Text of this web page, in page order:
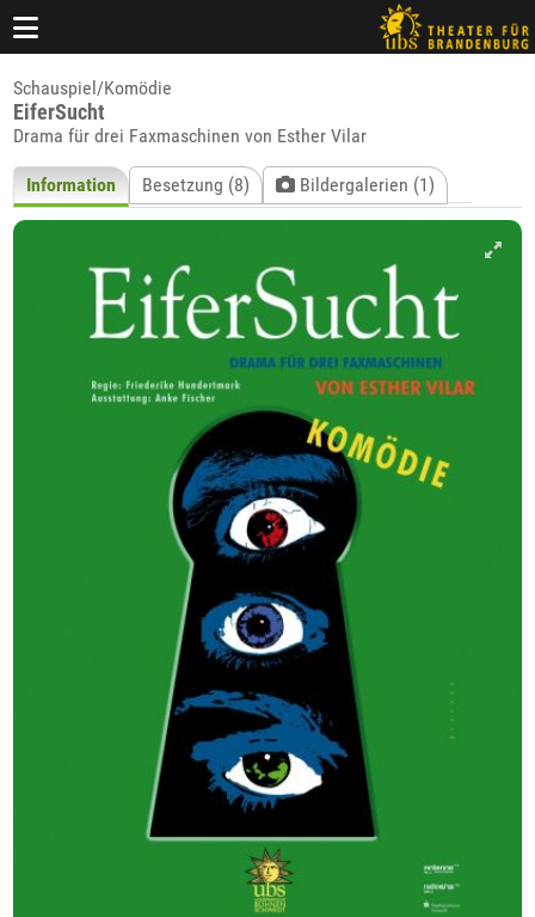
Schauspiel/Komödie
EiferSucht
Drama für drei Faxmaschinen von Esther Vilar
Information Besetzung (8) Bildergalerien (1)